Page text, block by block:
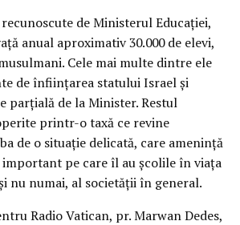
de Ministerul Educației,
anual aproximativ 30.000 de elevi,
Cele mai multe dintre ele
de înființarea statului Israel și
parțială de la Minister. Restul
printr-o taxă ce revine
de o situație delicată, care amenință
pe care îl au școlile în viața
nu numai, al societății în general.
Radio Vatican, pr. Marwan Dedes,